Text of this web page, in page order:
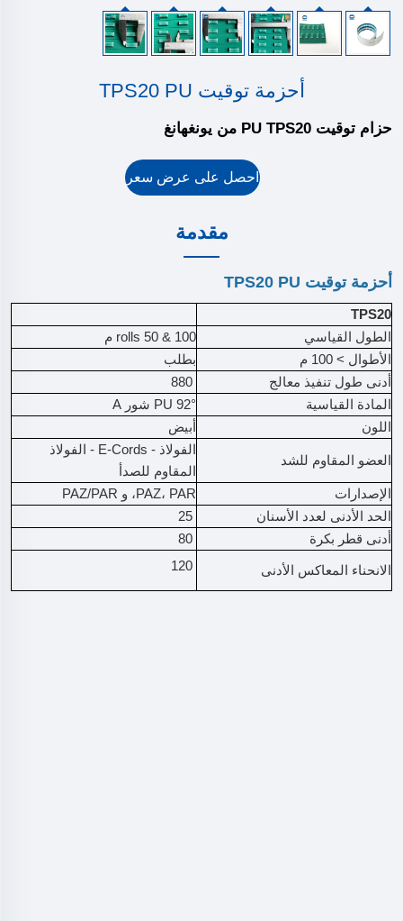
أحزمة توقيت TPS20 PU
حزام توقيت PU TPS20 من يونغهانغ
احصل على عرض سعر
مقدمة
أحزمة توقيت TPS20 PU
TPS20
الطول القياسي
rolls 50 & 100 م
الأطوال > 100 م
بطلب
أدنى طول تنفيذ معالج
المادة القياسية
PU 92° شور A
اللون
أبيض
العضو المقاوم للشد
الفولاذ - E-Cords - الفولاذ
المقاوم للصدأ
الإصدارات
PAZ، PAR، و PAZ/PAR
الحد الأدنى لعدد الأسنان
أدنى قطر بكرة
الانحناء المعاكس الأدنى